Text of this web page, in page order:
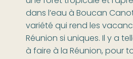
dans l’eau à Boucan
variété qui rend les
Réunion si uniques. Il y a
à faire à la Réunion, pour